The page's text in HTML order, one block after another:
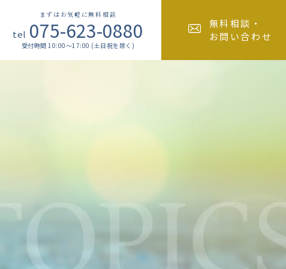
無料相談・
お問い合わせ
まずはお気軽に無料相談
tel 075-623-0880
受付時間 10:00～17:00 (土日祝を除く)